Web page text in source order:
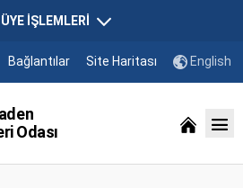
ÜYE İŞLEMLERİ
Bağlantılar Site Haritası English
Odası